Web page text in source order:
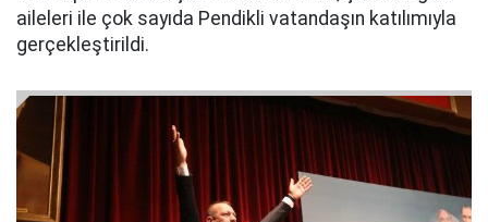
aileleri ile çok sayıda Pendikli vatandaşın katılımıyla
gerçekleştirildi.